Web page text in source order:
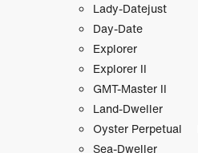
Lady-Datejust
Day-Date
Explorer
Explorer II
GMT-Master II
Land-Dweller
Oyster Perpetual
Sea-Dweller